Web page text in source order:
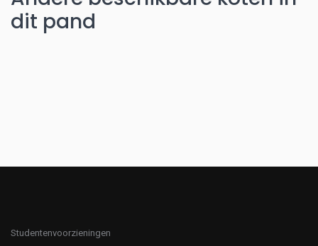
dit pand
Studentenvoorzieningen